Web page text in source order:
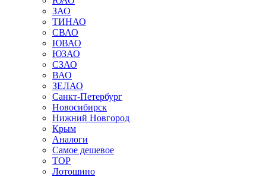
ЗАО
ТИНАО
СВАО
ЮВАО
ЮЗАО
СЗАО
ВАО
ЗЕЛАО
Санкт-Петербург
Новосибирск
Нижний Новгород
Крым
Аналоги
Самое дешевое
TOP
Лотошино